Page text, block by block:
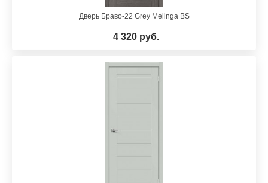
Дверь Браво-22 Grey Melinga BS
4 320 руб.